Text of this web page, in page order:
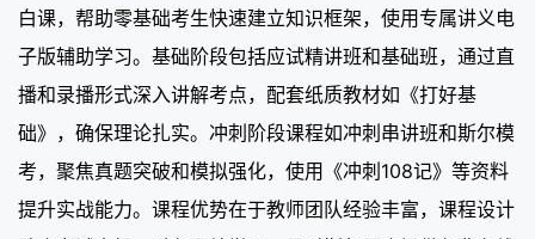
白课，帮助零基础考生快速建立知识框架，使用专属讲义电
子版辅助学习。基础阶段包括应试精讲班和基础班，通过直
播和录播形式深入讲解考点，配套纸质教材如《打好基
础》，确保理论扎实。冲刺阶段课程如冲刺串讲班和斯尔模
考，聚焦真题突破和模拟强化，使用《冲刺108记》等资料
提升实战能力。课程优势在于教师团队经验丰富，课程设计